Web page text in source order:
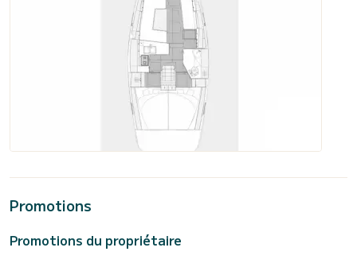
Promotions
Promotions du propriétaire